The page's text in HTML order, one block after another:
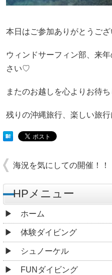
本日はご参加ありがとうござ
ウィンドサーフィン部、来
さい♡
またのお越しを心よりお待
残りの沖縄旅行、楽しい旅
海況を気にしての開催！！
HPメニュー
ホーム
体験ダイビング
シュノーケル
FUNダイビング